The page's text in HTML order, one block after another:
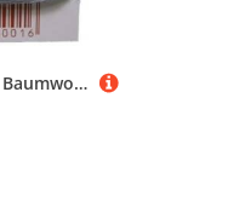
Stopfgarn Stopfwolle Baumwolle Tex 20-2-3 silbergrau 25 m (9514)